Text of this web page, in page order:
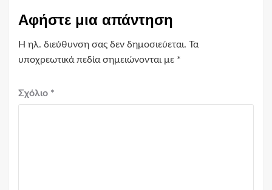
Αφήστε μια απάντηση
Η ηλ. διεύθυνση σας δεν δημοσιεύεται. Τα
υποχρεωτικά πεδία σημειώνονται με *
Σχόλιο *